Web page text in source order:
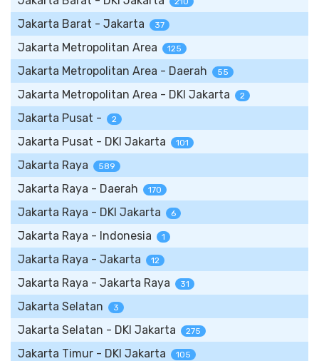
Jakarta Barat - Jakarta 37
Jakarta Metropolitan Area 125
Jakarta Metropolitan Area - Daerah 55
Jakarta Metropolitan Area - DKI Jakarta 2
Jakarta Pusat - 2
Jakarta Pusat - DKI Jakarta 101
Jakarta Raya 589
Jakarta Raya - Daerah 170
Jakarta Raya - DKI Jakarta 6
Jakarta Raya - Indonesia 1
Jakarta Raya - Jakarta 12
Jakarta Raya - Jakarta Raya 31
Jakarta Selatan 3
Jakarta Selatan - DKI Jakarta 275
Jakarta Timur - DKI Jakarta 105